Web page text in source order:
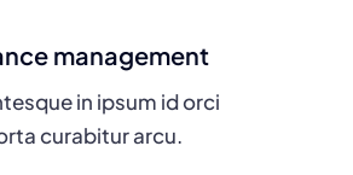
management
in ipsum id orci
curabitur arcu.